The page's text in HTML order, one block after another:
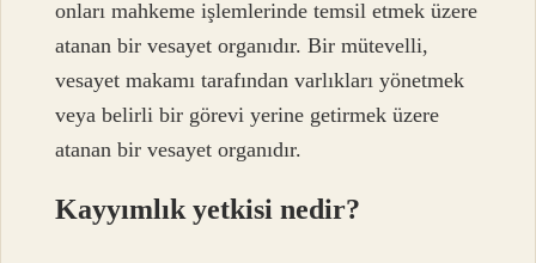
onları mahkeme işlemlerinde temsil etmek üzere
atanan bir vesayet organıdır. Bir mütevelli,
vesayet makamı tarafından varlıkları yönetmek
veya belirli bir görevi yerine getirmek üzere
atanan bir vesayet organıdır.
Kayyımlık yetkisi nedir?